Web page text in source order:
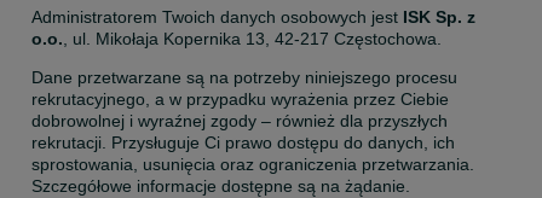
Administratorem Twoich danych osobowych jest ISK Sp. z
o.o., ul. Mikołaja Kopernika 13, 42-217 Częstochowa.
Dane przetwarzane są na potrzeby niniejszego procesu
rekrutacyjnego, a w przypadku wyrażenia przez Ciebie
dobrowolnej i wyraźnej zgody – również dla przyszłych
rekrutacji. Przysługuje Ci prawo dostępu do danych, ich
sprostowania, usunięcia oraz ograniczenia przetwarzania.
Szczegółowe informacje dostępne są na żądanie.